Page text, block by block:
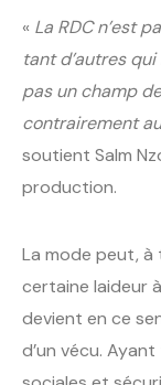
« La RDC n’est
tant d’autres
pas un champ
contrairement
soutient Salm
production.
La mode peut,
certaine laideur
devient en ce
d’un vécu.